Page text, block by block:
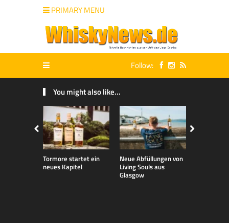
PRIMARY MENU
Follow:
You might also like...
Tormore startet ein
neues Kapitel
Neue Abfüllungen von
Living Souls aus
Glasgow